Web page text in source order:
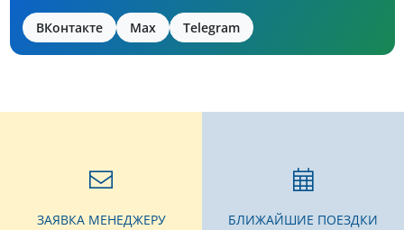
ВКонтакте Max Telegram
ЗАЯВКА МЕНЕДЖЕРУ БЛИЖАЙШИЕ ПОЕЗДКИ